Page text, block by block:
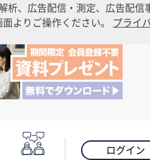
、広告配信・測定、広告配信
よりご操作ください。 プライ
ログイン